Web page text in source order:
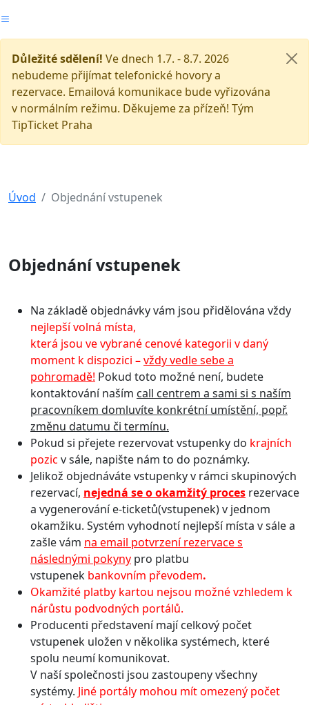
Důležité sdělení! Ve dnech 1.7. - 8.7. 2026
nebudeme přijímat telefonické hovory a
rezervace. Emailová komunikace bude vyřizována
v normálním režimu. Děkujeme za přízeň! Tým
TipTicket Praha
Úvod Objednání vstupenek
Objednání vstupenek
Na základě objednávky vám jsou přidělována vždy
nejlepší volná místa,
která jsou ve vybrané cenové kategorii v daný
moment k dispozici –vždy vedle sebe a
pohromadě! Pokud toto možné není, budete
kontaktování naším call centrem a sami si s naším
pracovníkem domluvíte konkrétní umístění, popř.
změnu datumu či termínu.
Pokud si přejete rezervovat vstupenky do krajních
pozic v sále, napište nám to do poznámky.
Jelikož objednáváte vstupenky v rámci skupinových
rezervací, nejedná se o okamžitý proces rezervace
a vygenerování e-ticketů(vstupenek) v jednom
okamžiku. Systém vyhodnotí nejlepší místa v sále a
zašle vám na email potvrzení rezervace s
následnými pokyny pro platbu
vstupenek bankovním převodem.
Okamžité platby kartou nejsou možné vzhledem k
nárůstu podvodných portálů.
Producenti představení mají celkový počet
vstupenek uložen v několika systémech, které
spolu neumí komunikovat.
V naší společnosti jsou zastoupeny všechny
systémy. Jiné portály mohou mít omezený počet